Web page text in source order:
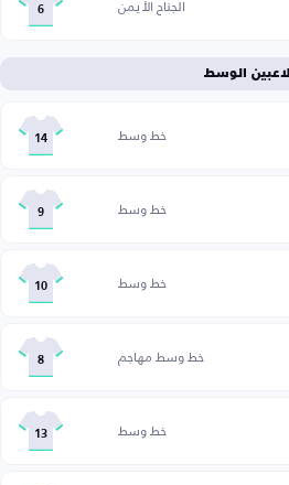
الجناح الأيمن 6
لاعبين الوسط
خط وسط 14
خط وسط 9
خط وسط 10
خط وسط مهاجم 8
خط وسط 13